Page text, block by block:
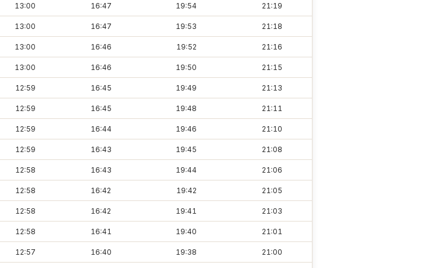
13:00 16:47 19:54 21:19
13:00 16:47 19:53 21:18
13:00 16:46 19:52 21:16
13:00 16:46 19:50 21:15
12:59 16:45 19:49 21:13
12:59 16:45 19:48 21:11
12:59 16:44 19:46 21:10
12:59 16:43 19:45 21:08
12:58 16:43 19:44 21:06
12:58 16:42 19:42 21:05
12:58 16:42 19:41 21:03
12:58 16:41 19:40 21:01
12:57 16:40 19:38 21:00